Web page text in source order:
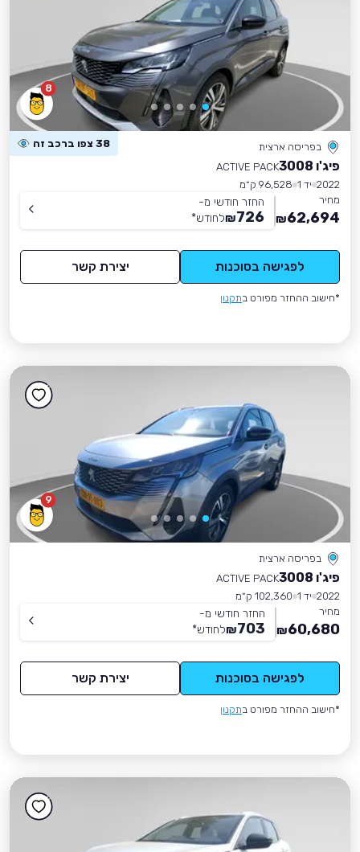
8
בפריסה ארצית 38 צפו ברכב זה
פיג'ו 3008
ACTIVE PACK
2022 יד 1
96,528 ק״מ
מחיר
62,694
₪
החזר חודשי מ-
726
₪לחודש*
לפגישה בסוכנות יצירת קשר
*חישוב ההחזר מפורט בתקנון
9
בפריסה ארצית
פיג'ו 3008
ACTIVE PACK
2022 יד 1
102,360 ק״מ
מחיר
60,680
₪
החזר חודשי מ-
703
₪לחודש*
לפגישה בסוכנות יצירת קשר
*חישוב ההחזר מפורט בתקנון